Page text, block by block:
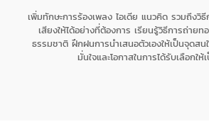
เพิ่มทักษะการร้องเพลง ไอเดีย แนวคิด รวมถึงวิ
เสียงให้ได้อย่างที่ต้องการ เรียนรู้วิธีการถ่ายท
ธรรมชาติ ฝึกฝนการนำเสนอตัวเองให้เป็นจุดส
มั่นใจและโอกาสในการได้รับเลือกใ